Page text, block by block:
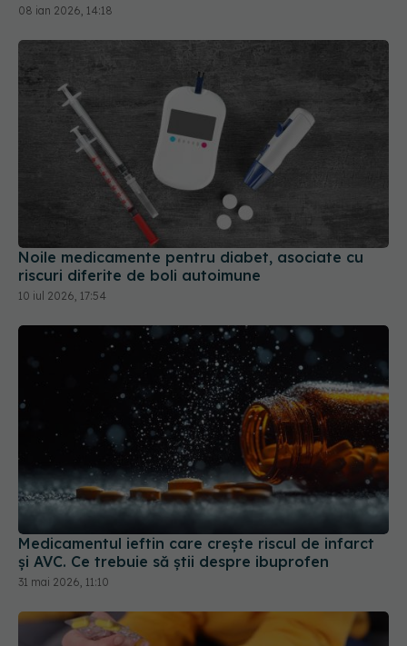
08 ian 2026, 14:18
Noile medicamente pentru diabet, asociate cu
riscuri diferite de boli autoimune
10 iul 2026, 17:54
Medicamentul ieftin care crește riscul de infarct
și AVC. Ce trebuie să știi despre ibuprofen
31 mai 2026, 11:10